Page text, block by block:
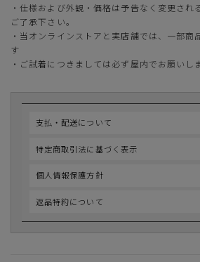
・仕様および外観・価格は予告なく変更され
ご了承下さい。
・当オンラインストアと実店舗では、一部商
す
・ご試着につきましては必ず屋内でお願いし
支払・配送について
特定商取引法に基づく表示
個人情報保護方針
返品特約について